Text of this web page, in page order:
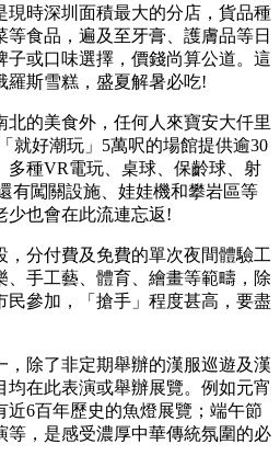
現時深圳面積最大的分店，貨品種
食品，遍及至牙膏、護膚品等日
子或口味選擇，價錢尚算公道。這
羅斯雪糕，盛夏解暑必吃!
北的美食外，任何人來寶安大仟里
就好潮玩」5萬呎的場館提供逾30
多種VR電玩、桌球、保齡球、射
有闖關設施、娃娃機和攀岩區等
少也會在此流連忘返!
，分付費及免費的單次夜間體驗工
、手工藝、體育、繪畫等範疇，除
民參加，「搶手」程度甚高，要盡
，除了非定期舉辦的漢服巡遊及漢
均在此表演或舉辦展覽。例如元宵
6百年歷史的魚燈展覽；端午節
等，是感受濃厚中華傳統氛圍的必